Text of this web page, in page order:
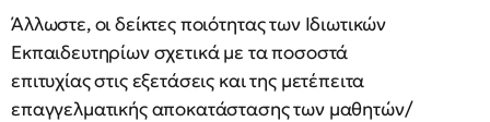
Άλλωστε, οι δείκτες ποιότητας των Ιδιωτικών
Εκπαιδευτηρίων σχετικά με τα ποσοστά
επιτυχίας στις εξετάσεις και της μετέπειτα
επαγγελματικής αποκατάστασης των μαθητών/